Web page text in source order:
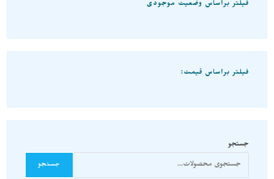
فیلتر براساس وضعیت موجودی
فیلتر براساس قیمت:
جستجو
جستجو